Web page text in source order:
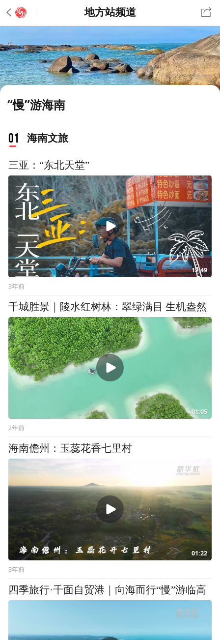
地方站频道
“慢”游海南
01 海南文旅
三亚：“东北天堂”
12:49
3年前
千城胜景｜陵水红树林：翠绿满目 生机盎然
01:05
2年前
海南儋州：玉蕊花香七里村
01:22
3年前
四季旅行·千面自贸港｜向海而行“慢”游临高